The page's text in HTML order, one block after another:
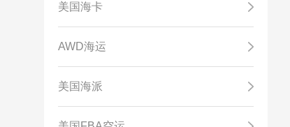
美国海卡
AWD海运
美国海派